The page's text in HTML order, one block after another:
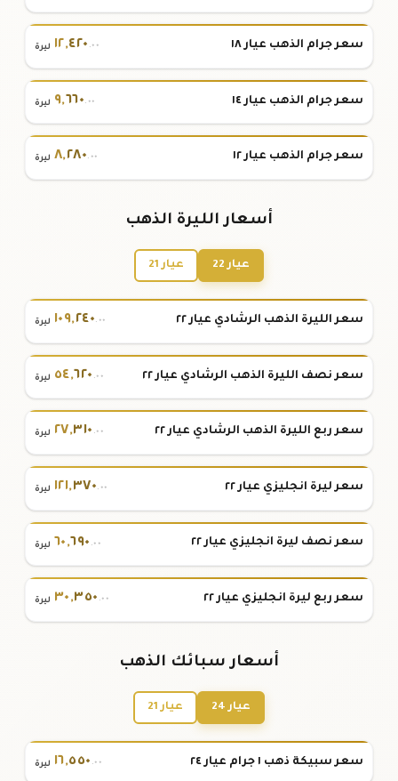
سعر جرام الذهب عيار ١٨ ١٢,٤٢٠ .٠٠ ليرة
سعر جرام الذهب عيار ١٤ ٩,٦٦٠.٠٠ ليرة
سعر جرام الذهب عيار ١٢ ٨,٢٨٠.٠٠ ليرة
أسعار الليرة الذهب
عيار 22 عيار 21
سعر الليرة الذهب الرشادي عيار ٢٢ ١٠٩,٢٤٠.٠٠ ليرة
سعر نصف الليرة الذهب الرشادي عيار ٢٢ ٥٤,٦٢٠ .٠٠ ليرة
سعر ربع الليرة الذهب الرشادي عيار ٢٢ ٢٧,٣١٠ .٠٠ ليرة
سعر ليرة انجليزي عيار ٢٢ ١٢١,٣٧٠.٠٠ ليرة
سعر نصف ليرة انجليزي عيار ٢٢ ٦٠,٦٩٠ .٠٠ ليرة
سعر ربع ليرة انجليزي عيار ٢٢ ٣٠,٣٥٠ .٠٠ ليرة
أسعار سبائك الذهب
عيار 24 عيار 21
سعر سبيكة ذهب ١ جرام عيار ٢٤ ١٦,٥٥٠ .٠٠ ليرة